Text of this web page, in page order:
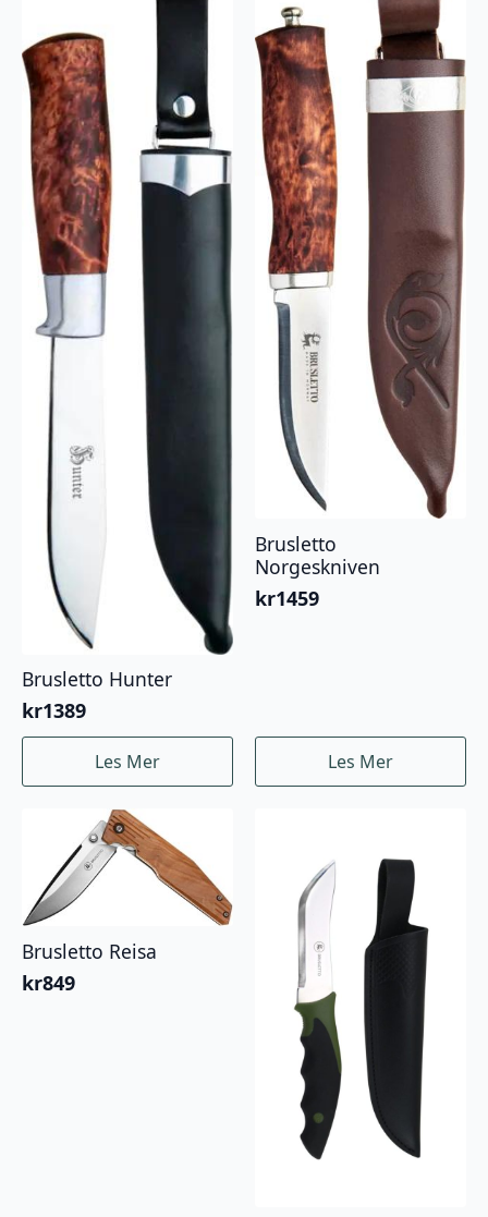
Alternativene
kan
velges
på
produktsiden
Brusletto Hunter
kr1389
Les Mer
Brusletto
Norgeskniven
kr1459
Les Mer
Brusletto Reisa
kr849